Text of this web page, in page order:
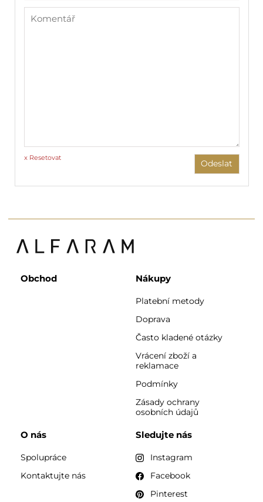
x Resetovat
Odeslat
Obchod Nákupy
Platební metody
Doprava
Často kladené otázky
Vrácení zboží a
reklamace
Podmínky
Zásady ochrany
osobních údajů
O nás
Spolupráce
Kontaktujte nás
Sledujte nás
Instagram
Facebook
Pinterest